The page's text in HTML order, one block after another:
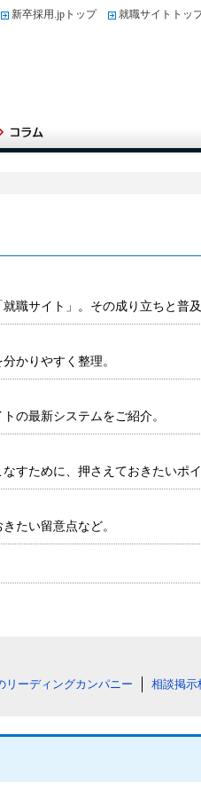
新卒採用.jpトップ 就職サイトトッ
職サイト」。その成り立ちと普及
かりやすく整理。
の最新システムをご紹介。
すために、押さえておきたいポイ
たい留意点など。
リーディングカンパニー 相談掲示